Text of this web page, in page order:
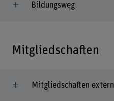
Bildungsweg
Mitgliedschaften
Mitgliedschaften extern